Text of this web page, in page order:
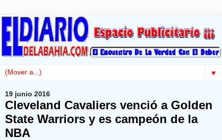
▼
19 junio 2016
Cleveland Cavaliers venció a Golden
State Warriors y es campeón de la
NBA